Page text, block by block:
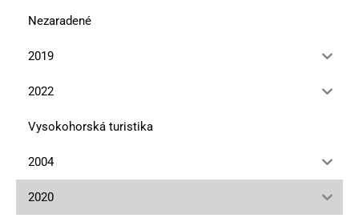
Nezaradené
2019
2022
Vysokohorská turistika
2004
2020